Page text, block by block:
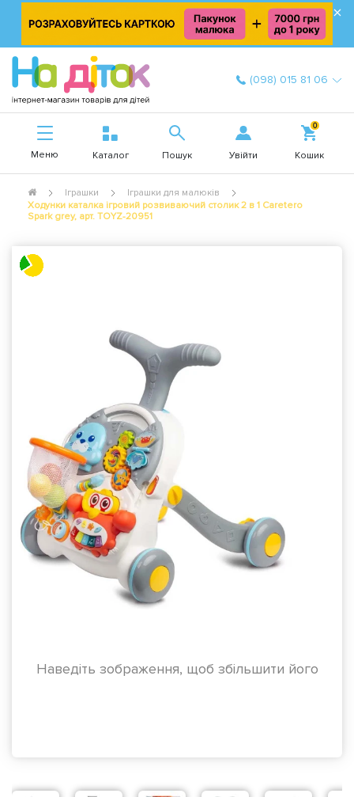
×
(098) 015 81 06
Меню Каталог Пошук Увійти
0
Кошик
Іграшки
Іграшки для малюків
Ходунки каталка ігровий розвиваючий столик 2 в 1 Caretero
Spark grey, арт. TOYZ-20951
Наведіть зображення, щоб збільшити його